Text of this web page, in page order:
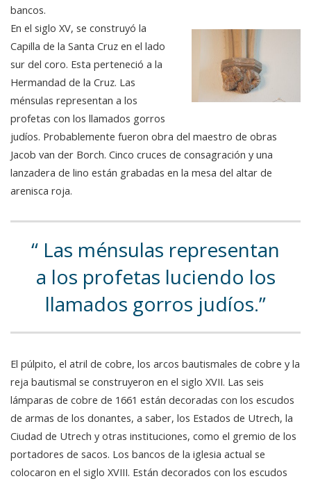
bancos.
En el siglo XV, se construyó la
Capilla de la Santa Cruz en el lado
sur del coro. Esta perteneció a la
Hermandad de la Cruz. Las
ménsulas representan a los
profetas con los llamados gorros
judíos. Probablemente fueron obra del maestro de obras
Jacob van der Borch. Cinco cruces de consagración y una
lanzadera de lino están grabadas en la mesa del altar de
arenisca roja.
Las ménsulas representan
a los profetas luciendo los
llamados gorros judíos.
El púlpito, el atril de cobre, los arcos bautismales de cobre y la
reja bautismal se construyeron en el siglo XVII. Las seis
lámparas de cobre de 1661 están decoradas con los escudos
de armas de los donantes, a saber, los Estados de Utrech, la
Ciudad de Utrech y otras instituciones, como el gremio de los
portadores de sacos. Los bancos de la iglesia actual se
colocaron en el siglo XVIII. Están decorados con los escudos